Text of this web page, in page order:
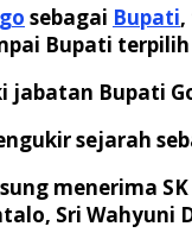
sebagai Bupati
Bupati
Bupati
sejarah
menerima
Sri